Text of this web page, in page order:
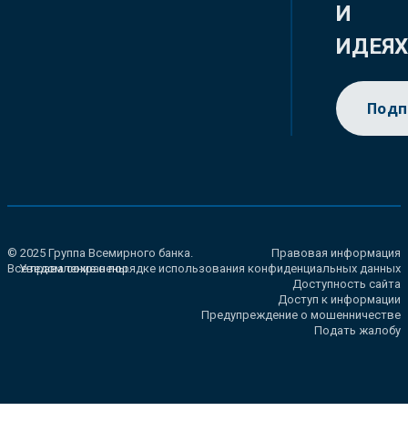
И
ИДЕЯХ
© 2025 Группа Всемирного банка.
Все права сохранены.
Правовая информация
Уведомление о порядке использования конфиденциальных данных
Доступность сайта
Доступ к информации
Предупреждение о мошенничестве
Подать жалобу